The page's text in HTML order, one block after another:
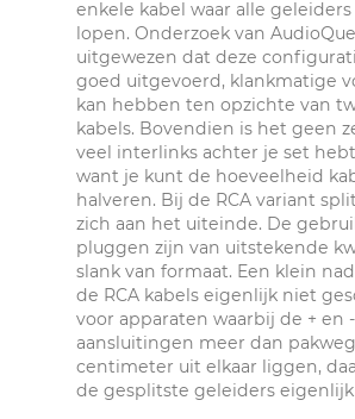
enkele kabel waar alle
lopen. Onderzoek van
uitgewezen dat deze
goed uitgevoerd, klankmatige
kan hebben ten opzichte van
kabels. Bovendien is het geen
veel interlinks achter je set
want je kunt de hoeveelheid
halveren. Bij de RCA variant
zich aan het uiteinde. De
pluggen zijn van uitstekende
slank van formaat. Een klein
de RCA kabels eigenlijk niet
voor apparaten waarbij de + en -
aansluitingen meer dan
centimeter uit elkaar liggen,
de gesplitste geleiders